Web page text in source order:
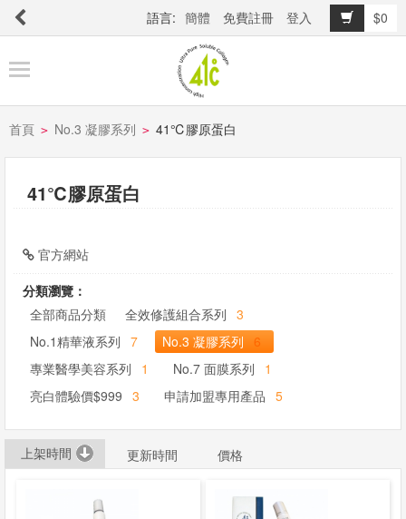
語言: 簡體 免費註冊 登入
$0
品
窗
關
首頁 > No.3 凝膠系列 > 41℃膠原蛋白
41℃膠原蛋白
官方網站
分類瀏覽：
全部商品分類
全效修護組合系列 3
No.1精華液系列 7 No.3 凝膠系列 6
專業醫學美容系列
1 No.7 面膜系列
1
亮白體驗價$999 3 申請加盟專用產品 5
上架時間 更新時間 價格